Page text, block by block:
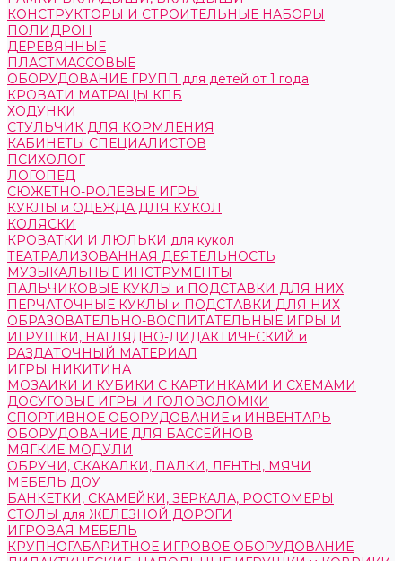
КОНСТРУКТОРЫ И СТРОИТЕЛЬНЫЕ НАБОРЫ
ПОЛИДРОН
ДЕРЕВЯННЫЕ
ПЛАСТМАССОВЫЕ
ОБОРУДОВАНИЕ ГРУПП для детей от 1 года
КРОВАТИ МАТРАЦЫ КПБ
ХОДУНКИ
СТУЛЬЧИК ДЛЯ КОРМЛЕНИЯ
КАБИНЕТЫ СПЕЦИАЛИСТОВ
ПСИХОЛОГ
ЛОГОПЕД
СЮЖЕТНО-РОЛЕВЫЕ ИГРЫ
КУКЛЫ и ОДЕЖДА ДЛЯ КУКОЛ
КОЛЯСКИ
КРОВАТКИ И ЛЮЛЬКИ для кукол
ТЕАТРАЛИЗОВАННАЯ ДЕЯТЕЛЬНОСТЬ
МУЗЫКАЛЬНЫЕ ИНСТРУМЕНТЫ
ПАЛЬЧИКОВЫЕ КУКЛЫ и ПОДСТАВКИ ДЛЯ НИХ
ПЕРЧАТОЧНЫЕ КУКЛЫ и ПОДСТАВКИ ДЛЯ НИХ
ОБРАЗОВАТЕЛЬНО-ВОСПИТАТЕЛЬНЫЕ ИГРЫ И
ИГРУШКИ, НАГЛЯДНО-ДИДАКТИЧЕСКИЙ и
РАЗДАТОЧНЫЙ МАТЕРИАЛ
ИГРЫ НИКИТИНА
МОЗАИКИ И КУБИКИ С КАРТИНКАМИ И СХЕМАМИ
ДОСУГОВЫЕ ИГРЫ И ГОЛОВОЛОМКИ
СПОРТИВНОЕ ОБОРУДОВАНИЕ и ИНВЕНТАРЬ
ОБОРУДОВАНИЕ ДЛЯ БАССЕЙНОВ
МЯГКИЕ МОДУЛИ
ОБРУЧИ, СКАКАЛКИ, ПАЛКИ, ЛЕНТЫ, МЯЧИ
МЕБЕЛЬ ДОУ
БАНКЕТКИ, СКАМЕЙКИ, ЗЕРКАЛА, РОСТОМЕРЫ
СТОЛЫ для ЖЕЛЕЗНОЙ ДОРОГИ
ИГРОВАЯ МЕБЕЛЬ
КРУПНОГАБАРИТНОЕ ИГРОВОЕ ОБОРУДОВАНИЕ